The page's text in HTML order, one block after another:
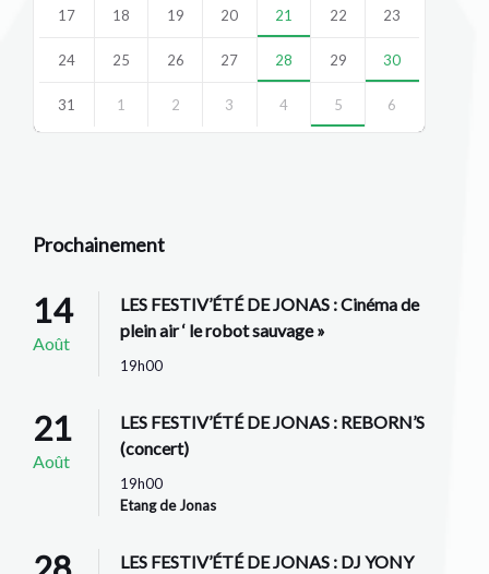
17 18 19 20 21 22 23
24 25 26 27 28 29 30
31 1 2 3 4 5 6
Prochainement
14
Août
LES FESTIV’ÉTÉ DE JONAS : Cinéma de
plein air ‘ le robot sauvage »
19h00
21
Août
LES FESTIV’ÉTÉ DE JONAS : REBORN’S
(concert)
19h00
Etang de Jonas
LES FESTIV’ÉTÉ DE JONAS : DJ YONY